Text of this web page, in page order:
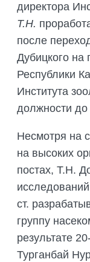
директора
Т.Н.
после
Дубицкого на
Республики
Института
должности до
Несмотря на
на высоких
постах, Т.Н.
ст.
группу
результате
Турганбай